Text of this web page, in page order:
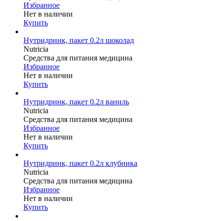
Избранное
Нет в наличии
Купить
Нутридринк, пакет 0.2л шоколад
Nutricia
Средства для питания медицина
Избранное
Нет в наличии
Купить
Нутридринк, пакет 0.2л ваниль
Nutricia
Средства для питания медицина
Избранное
Нет в наличии
Купить
Нутридринк, пакет 0.2л клубника
Nutricia
Средства для питания медицина
Избранное
Нет в наличии
Купить